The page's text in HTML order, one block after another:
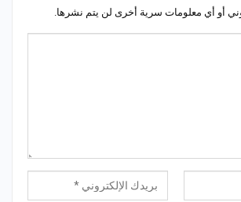
أو أي معلومات سرية أخرى لن يتم نشرها.